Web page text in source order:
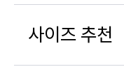
사이즈 추천